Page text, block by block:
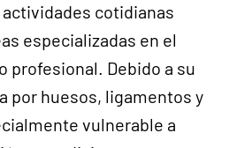
cotidianas
especializadas en el
profesional. Debido a su
por huesos, ligamentos y
vulnerable a